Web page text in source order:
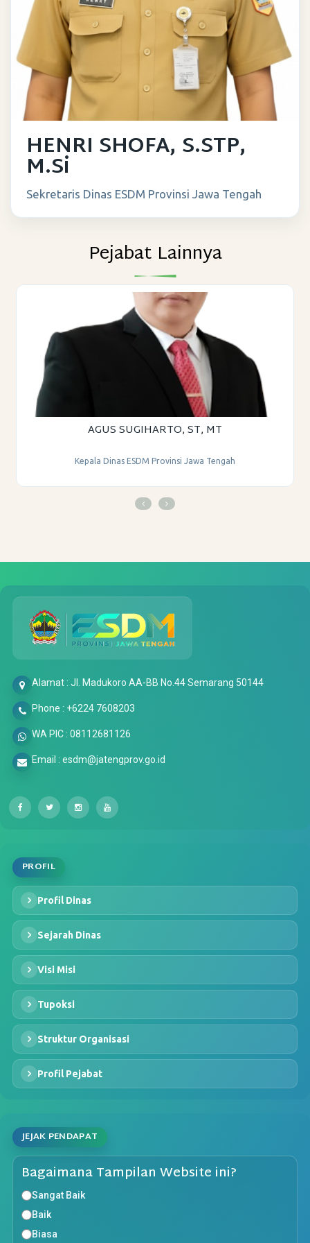
HENRI SHOFA, S.STP,
M.Si
Sekretaris Dinas ESDM Provinsi Jawa Tengah
Pejabat Lainnya
AGUS SUGIHARTO, ST, MT
Kepala Dinas ESDM Provinsi Jawa Tengah
Alamat : Jl. Madukoro AA-BB No.44 Semarang 50144
Phone : +6224 7608203
WA PIC : 08112681126
Email : esdm@jatengprov.go.id
PROFIL
Profil Dinas
Sejarah Dinas
Visi Misi
Tupoksi
Struktur Organisasi
Profil Pejabat
JEJAK PENDAPAT
Bagaimana Tampilan Website ini?
Sangat Baik
Baik
Biasa